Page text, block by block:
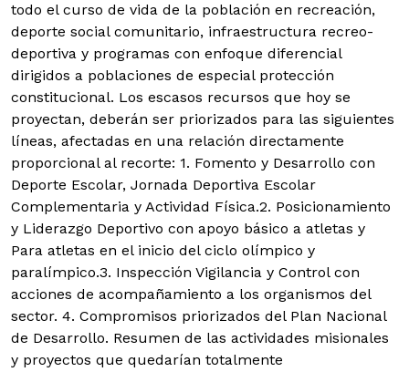
todo el curso de vida de la población en recreación,
deporte social comunitario, infraestructura recreo-
deportiva y programas con enfoque diferencial
dirigidos a poblaciones de especial protección
constitucional. Los escasos recursos que hoy se
proyectan, deberán ser priorizados para las siguientes
líneas, afectadas en una relación directamente
proporcional al recorte: 1. Fomento y Desarrollo con
Deporte Escolar, Jornada Deportiva Escolar
Complementaria y Actividad Física.2. Posicionamiento
y Liderazgo Deportivo con apoyo básico a atletas y
Para atletas en el inicio del ciclo olímpico y
paralímpico.3. Inspección Vigilancia y Control con
acciones de acompañamiento a los organismos del
sector. 4. Compromisos priorizados del Plan Nacional
de Desarrollo. Resumen de las actividades misionales
y proyectos que quedarían totalmente